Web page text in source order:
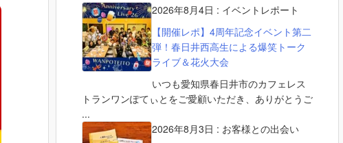
2026年8月4日 : イベントレポート
【開催レポ】4周年記念イベント第二
弾！春日井西高生による爆笑トーク
ライブ＆花火大会
いつも愛知県春日井市のカフェレス
トランワンぽてぃとをご愛顧いただき、ありがとうご
...
2026年8月3日 : お客様との出会い